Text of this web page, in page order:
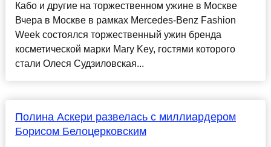
Кабо и другие на торжественном ужине в Москве
Вчера в Москве в рамках Mercedes-Benz Fashion
Week состоялся торжественный ужин бренда
косметической марки Mary Key, гостями которого
стали Олеся Судзиловская...
Полина Аскери развелась с миллиардером
Борисом Белоцерковским